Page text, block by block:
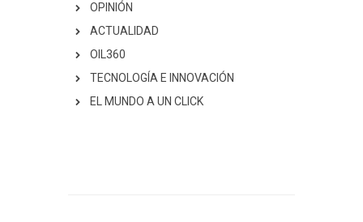
OPINIÓN
ACTUALIDAD
OIL360
TECNOLOGÍA E INNOVACIÓN
EL MUNDO A UN CLICK